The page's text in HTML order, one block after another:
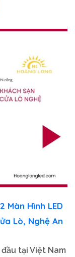
Màn Hình LED
Lò, Nghệ An
tại Việt Nam